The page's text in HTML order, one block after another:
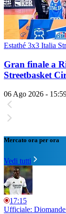
Estathé 3x3 Italia
Gran finale a
Streetbasket
06 Ago 2026 -
Mercato ora per ora
Vedi tutti
17:15
Ufficiale: